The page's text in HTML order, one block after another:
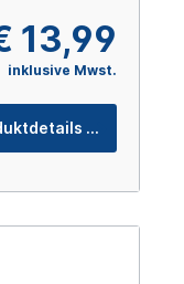
13,99
inklusive Mwst.
Produktdetails